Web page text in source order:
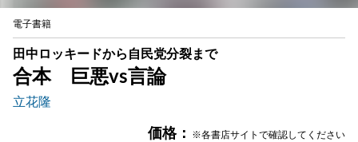
電子書籍
田中ロッキードから自民党分裂まで
合本 巨悪vs言論
立花隆
価格： ※各書店サイトで確認してください